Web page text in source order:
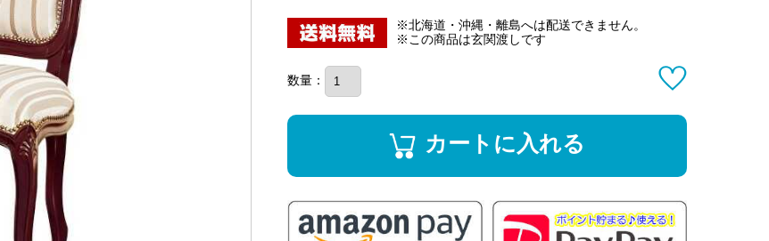
※北海道・沖縄・離島へは配送できません。
※この商品は玄関渡しです
数量：
カートに入れる